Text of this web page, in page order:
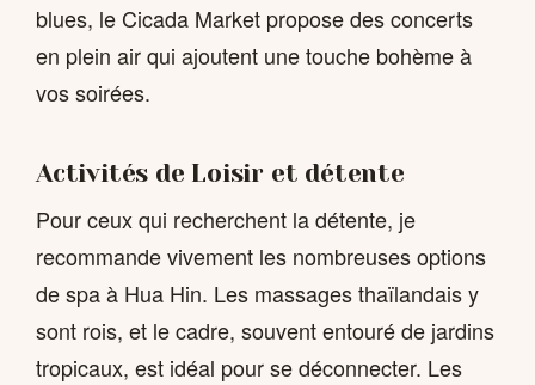
blues, le Cicada Market propose des concerts
en plein air qui ajoutent une touche bohème à
vos soirées.
Activités de Loisir et détente
Pour ceux qui recherchent la détente, je
recommande vivement les nombreuses options
de spa à Hua Hin. Les massages thaïlandais y
sont rois, et le cadre, souvent entouré de jardins
tropicaux, est idéal pour se déconnecter. Les